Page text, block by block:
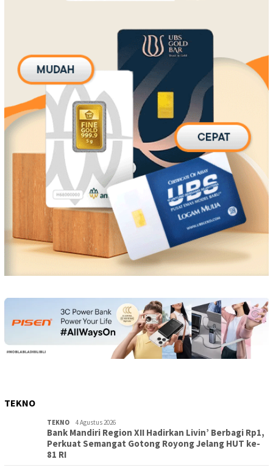
TEKNO
TEKNO 4 Agustus 2026
Bank Mandiri Region XII Hadirkan Livin’ Berbagi Rp1,
Perkuat Semangat Gotong Royong Jelang HUT ke-
81 RI